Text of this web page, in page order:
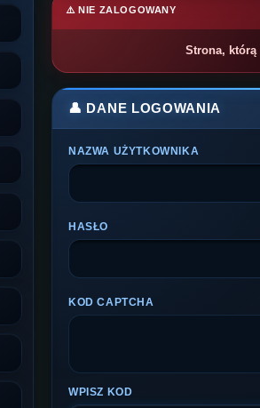
⚠️ NIE ZALOGOWANY
Strona,
👤 DANE LOGOWANIA
NAZWA UŻYTKOWNIKA
HASŁO
KOD CAPTCHA
WPISZ KOD